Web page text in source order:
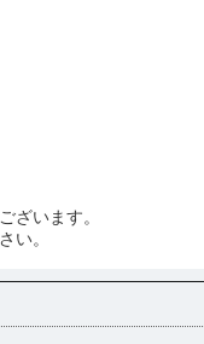
ざいます。
い。